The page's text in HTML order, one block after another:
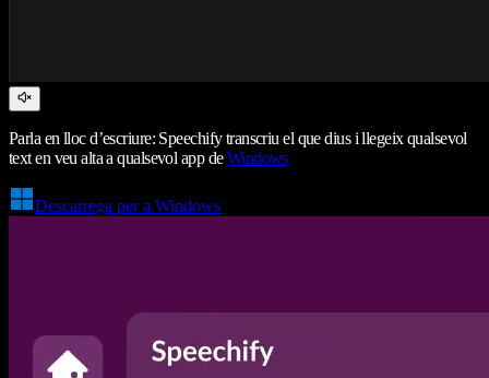
Parla en lloc d’escriure: Speechify transcriu el que dius i llegeix qualsevol
text en veu alta a qualsevol app deWindows
Descarrega per a Windows